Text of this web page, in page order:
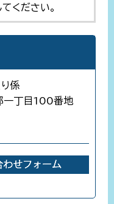
ください。
係
丁目100番地